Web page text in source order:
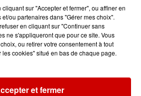
Vacances : inscrivez-
!
sur "Accepter et fermer", ou affiner en
ou partenaires dans "Gérer mes choix".
en cliquant sur "Continuer sans
ne s'appliqueront que pour ce site. Vous
ou retirer votre consentement à tout
cookies" situé en bas de chaque page.
et fermer